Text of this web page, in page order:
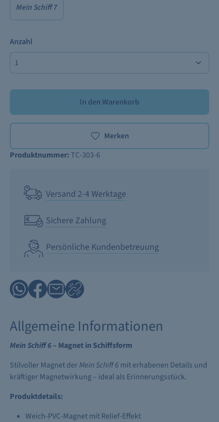
Mein Schiff 7
Anzahl
In den Warenkorb
Merken
Produktnummer: TC-303-6
Versand 2-4 Werktage
Sichere Zahlung
Persönliche Kundenbetreuung
Allgemeine Informationen
Mein Schiff 6– Magnet in Schiffsform
Stilvoller Magnet derMein Schiff 6mit erhabenen Details und
kräftiger Magnetwirkung – ideal als Erinnerungsstück.
Produktdetails:
Weich-PVC-Magnet mit Relief-Effekt